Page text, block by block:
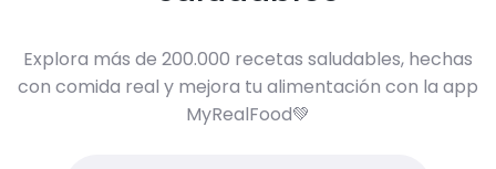
Explora más de 200.000 recetas saludables, hechas
con comida real y mejora tu alimentación con la app
MyRealFood💚